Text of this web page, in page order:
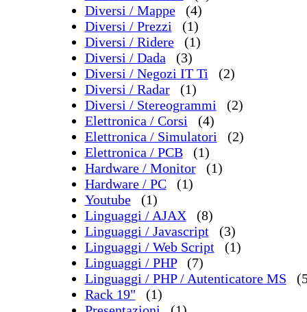
Diversi / Mappe
(4)
Diversi / Prezzi
(1)
Diversi / Ridere
(1)
Diversi / Dada
(3)
Diversi / Negozi IT Ti
(2)
Diversi / Radar
(1)
Diversi / Stereogrammi
(2)
Elettronica / Corsi
(4)
Elettronica / Simulatori
(2)
Elettronica / PCB
(1)
Hardware / Monitor
(1)
Hardware / PC
(1)
Youtube
(1)
Linguaggi / AJAX
(8)
Linguaggi / Javascript
(3)
Linguaggi / Web Script
(1)
Linguaggi / PHP
(7)
Linguaggi / PHP / Autenticatore MS
Rack 19"
(1)